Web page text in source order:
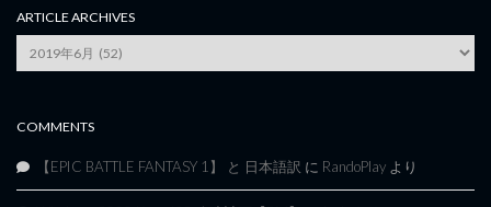
ARTICLE ARCHIVES
Article
Archives
COMMENTS
【EPIC BATTLE FANTASY 1】 と 日本語訳 に RandoPlay より